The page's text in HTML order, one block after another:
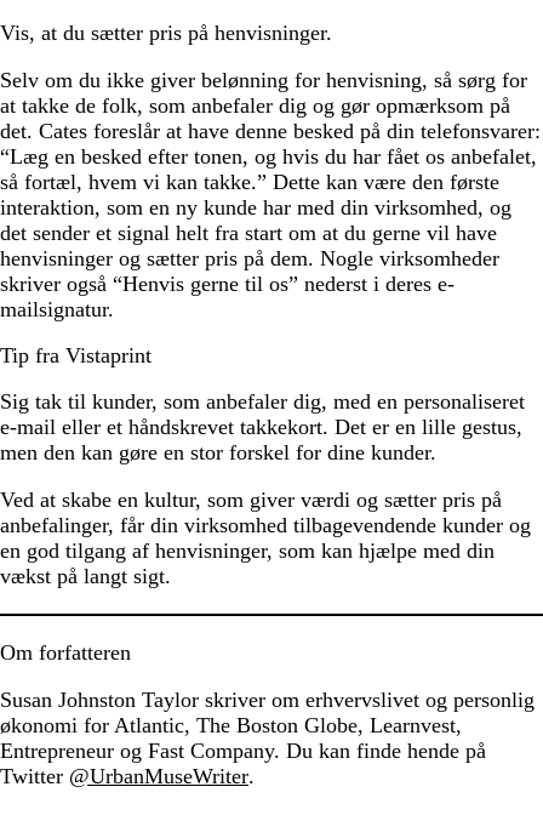
Vis, at du sætter pris på henvisninger.
Selv om du ikke giver belønning for henvisning, så sørg for
at takke de folk, som anbefaler dig og gør opmærksom på
det. Cates foreslår at have denne besked på din telefonsvarer:
“Læg en besked efter tonen, og hvis du har fået os anbefalet,
så fortæl, hvem vi kan takke.” Dette kan være den første
interaktion, som en ny kunde har med din virksomhed, og
det sender et signal helt fra start om at du gerne vil have
henvisninger og sætter pris på dem. Nogle virksomheder
skriver også “Henvis gerne til os” nederst i deres e-
mailsignatur.
Tip fra Vistaprint
Sig tak til kunder, som anbefaler dig, med en personaliseret
e-mail eller et håndskrevet takkekort. Det er en lille gestus,
men den kan gøre en stor forskel for dine kunder.
Ved at skabe en kultur, som giver værdi og sætter pris på
anbefalinger, får din virksomhed tilbagevendende kunder og
en god tilgang af henvisninger, som kan hjælpe med din
vækst på langt sigt.
Om forfatteren
Susan Johnston Taylor skriver om erhvervslivet og personlig
økonomi for Atlantic, The Boston Globe, Learnvest,
Entrepreneur og Fast Company. Du kan finde hende på
Twitter @UrbanMuseWriter.